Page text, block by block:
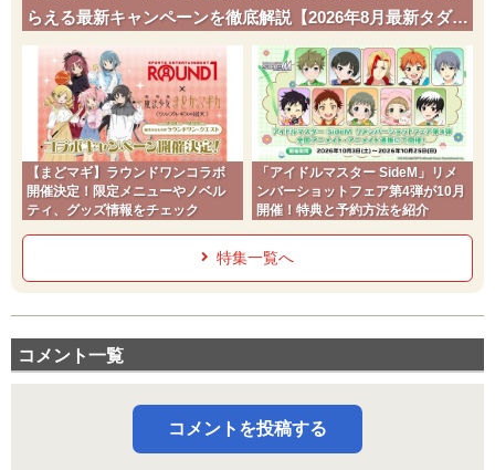
らえる最新キャンペーンを徹底解説【2026年8月最新タダポ
チ】
【まどマギ】ラウンドワンコラボ
開催決定！限定メニューやノベル
ティ、グッズ情報をチェック
「アイドルマスター SideM」リメ
ンバーショットフェア第4弾が10月
開催！特典と予約方法を紹介
特集一覧へ
コメント一覧
コメントを投稿する